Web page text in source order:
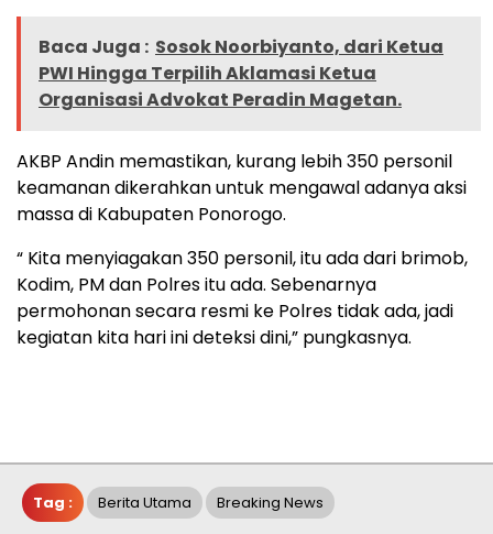
Baca Juga : Sosok Noorbiyanto, dari Ketua
PWI Hingga Terpilih Aklamasi Ketua
Organisasi Advokat Peradin Magetan.
AKBP Andin memastikan, kurang lebih 350 personil
keamanan dikerahkan untuk mengawal adanya aksi
massa di Kabupaten Ponorogo.
“ Kita menyiagakan 350 personil, itu ada dari brimob,
Kodim, PM dan Polres itu ada. Sebenarnya
permohonan secara resmi ke Polres tidak ada, jadi
kegiatan kita hari ini deteksi dini,” pungkasnya.
Tag : Berita Utama Breaking News